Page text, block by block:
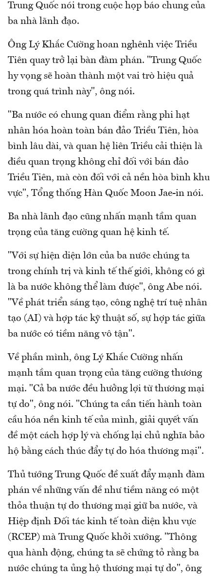
Trung Quốc nói trong cuộc họp báo chung của
ba nhà lãnh đạo.
Ông Lý Khắc Cường hoan nghênh việc Triều
Tiên quay trở lại bàn đàm phán. "Trung Quốc
hy vọng sẽ hoàn thành một vai trò hiệu quả
trong quá trình này", ông nói.
"Ba nước có chung quan điểm rằng phi hạt
nhân hóa hoàn toàn bán đảo Triều Tiên, hòa
bình lâu dài, và quan hệ liên Triều cải thiện là
điều quan trọng không chỉ đối với bán đảo
Triều Tiên, mà còn đối với cả nền hòa bình khu
vực", Tổng thống Hàn Quốc Moon Jae-in nói.
Ba nhà lãnh đạo cũng nhấn mạnh tầm quan
trọng của tăng cường quan hệ kinh tế.
"Với sự hiện diện lớn của ba nước chúng ta
trong chính trị và kinh tế thế giới, không có gì
là ba nước không thể làm được", ông Abe nói.
"Về phát triển sáng tạo, công nghệ trí tuệ nhân
tạo (AI) và hợp tác kỹ thuật số, sự hợp tác giữa
ba nước có tiềm năng vô tận".
Về phần mình, ông Lý Khắc Cường nhấn
mạnh tầm quan trọng của tăng cường thương
mại. "Cả ba nước đều hưởng lợi từ thương mại
tự do", ông nói. "Chúng ta cần tiến hành toàn
cầu hóa nền kinh tế của mình, giải quyết vấn
đề một cách hợp lý và chống lại chủ nghĩa bảo
hộ bằng cách thúc đẩy tự do hóa thương mại".
Thủ tướng Trung Quốc đề xuất đẩy mạnh đàm
phán về những vấn đề như tiềm năng có một
thỏa thuận tự do thương mại giữ ba nước, và
Hiệp định Đối tác kinh tế toàn diện khu vực
(RCEP) mà Trung Quốc khởi xướng. "Thông
qua hành động, chúng ta sẽ chứng tỏ rằng ba
nước chúng ta ủng hộ thương mại tự do", ông